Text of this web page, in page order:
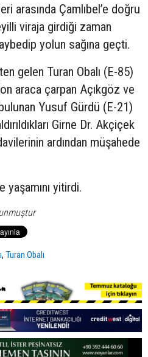
arasında Çamlıbel’e doğru
viraja girdiği zaman
yolun sağına geçti.
gelen Turan Obalı (E-85)
araca çarpan Açıkgöz ve
Yusuf Gürdü (E-21)
Girne Dr. Akçiçek
ardından müşahede
yaşamını yitirdi.
,Turan Obalı